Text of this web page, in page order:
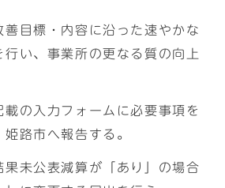
善目標・内容に沿った速やかな
行い、事業所の更なる質の向上
載の入力フォームに必要事項を
姫路市へ報告する。
果未公表減算が「あり」の場合